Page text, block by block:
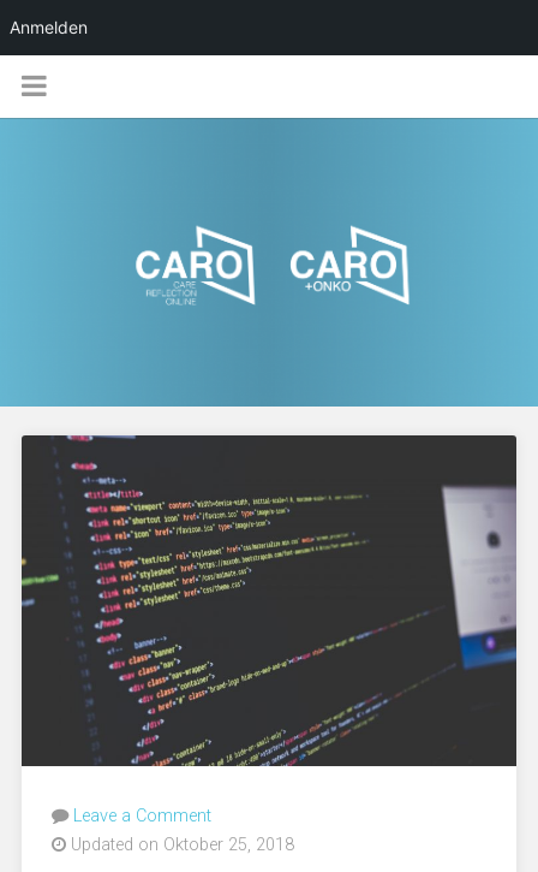
Anmelden
Leave a Comment
Updated on Oktober 25, 2018